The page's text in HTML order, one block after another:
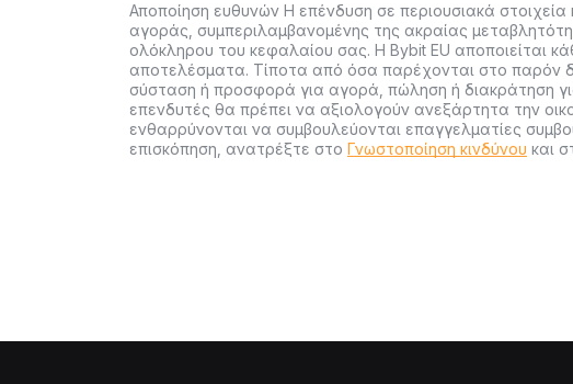
Αποποίηση ευθυνών Η επένδυση σε περιουσιακά στοιχεία
αγοράς, συμπεριλαμβανομένης της ακραίας
ολόκληρου του κεφαλαίου σας. Η Bybit EU αποποιείται
αποτελέσματα. Τίποτα από όσα παρέχονται στο παρόν
σύσταση ή προσφορά για αγορά, πώληση ή διακράτηση
επενδυτές θα πρέπει να αξιολογούν ανεξάρτητα την
ενθαρρύνονται να συμβουλεύονται επαγγελματίες
επισκόπηση, ανατρέξτε στο Γνωστοποίηση κινδύνου και